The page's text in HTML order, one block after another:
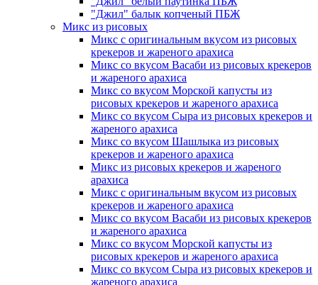
"Джил" балык копченый ПБЖ
Микс из рисовых
Микс с оригинальным вкусом из рисовых
крекеров и жареного арахиса
Микс со вкусом Васаби из рисовых крекеров
и жареного арахиса
Микс со вкусом Морской капусты из
рисовых крекеров и жареного арахиса
Микс со вкусом Сыра из рисовых крекеров и
жареного арахиса
Микс со вкусом Шашлыка из рисовых
крекеров и жареного арахиса
Микс из рисовых крекеров и жареного
арахиса
Микс с оригинальным вкусом из рисовых
крекеров и жареного арахиса
Микс со вкусом Васаби из рисовых крекеров
и жареного арахиса
Микс со вкусом Морской капусты из
рисовых крекеров и жареного арахиса
Микс со вкусом Сыра из рисовых крекеров и
жареного арахиса